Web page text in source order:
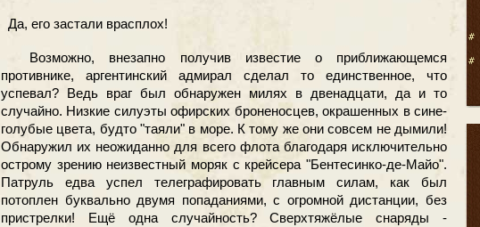
Да, его застали врасплох!
Возможно, внезапно получив известие о приближающемся
противнике, аргентинский адмирал сделал то единственное, что
успевал? Ведь враг был обнаружен милях в двенадцати, да и то
случайно. Низкие силуэты офирских броненосцев, окрашенных в сине-
голубые цвета, будто "таяли" в море. К тому же они совсем не дымили!
Обнаружил их неожиданно для всего флота благодаря исключительно
острому зрению неизвестный моряк с крейсера "Бентесинко-де-Майо".
Патруль едва успел телеграфировать главным силам, как был
потоплен буквально двумя попаданиями, с огромной дистанции, без
пристрелки! Ещё одна случайность? Сверхтяжёлые снаряды -